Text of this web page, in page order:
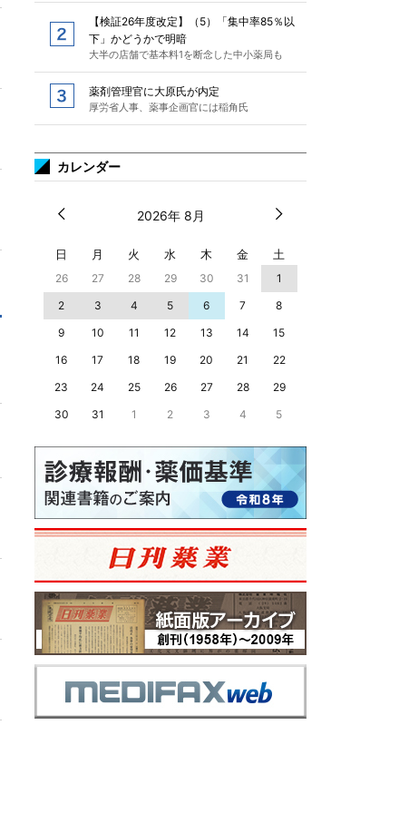
【検証26年度改定】（5）「集中率85％以
下」かどうかで明暗
大半の店舗で基本料1を断念した中小薬局も
薬剤管理官に大原氏が内定
厚労省人事、薬事企画官には稲角氏
カレンダー
2026年 8月
日 月 火 水 木 金 土
26 27 28 29 30 31
1
2
3 4 5 6 7
8
9
10 11 12 13 14
15
16
17 18 19 20 21
22
23
24 25 26 27 28
29
30
31 1 2 3 4 5